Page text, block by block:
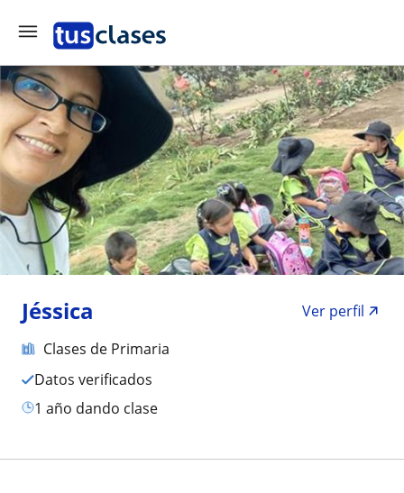
Jéssica
Ver perfil
Clases de Primaria
Datos verificados
1 año dando clase